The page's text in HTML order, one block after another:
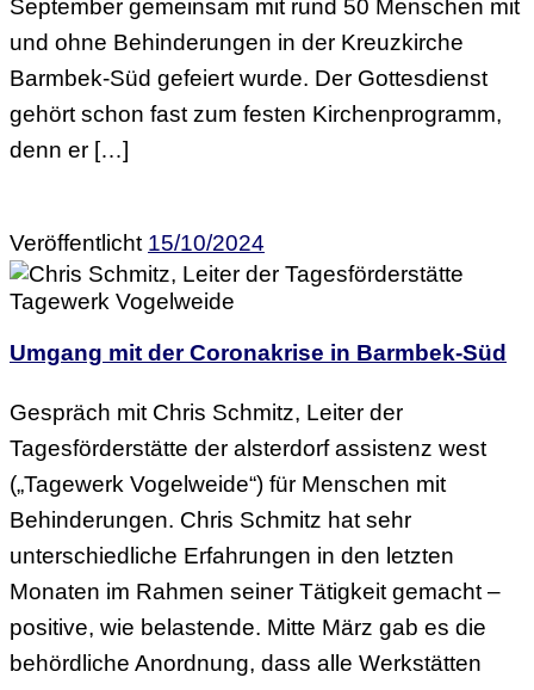
September gemeinsam mit rund 50 Menschen mit
und ohne Behinderungen in der Kreuzkirche
Barmbek-Süd gefeiert wurde. Der Gottesdienst
gehört schon fast zum festen Kirchenprogramm,
denn er […]
Veröffentlicht 15/10/2024
Umgang mit der Coronakrise in Barmbek-Süd
Gespräch mit Chris Schmitz, Leiter der
Tagesförderstätte der alsterdorf assistenz west
(„Tagewerk Vogelweide“) für Menschen mit
Behinderungen. Chris Schmitz hat sehr
unterschiedliche Erfahrungen in den letzten
Monaten im Rahmen seiner Tätigkeit gemacht –
positive, wie belastende. Mitte März gab es die
behördliche Anordnung, dass alle Werkstätten